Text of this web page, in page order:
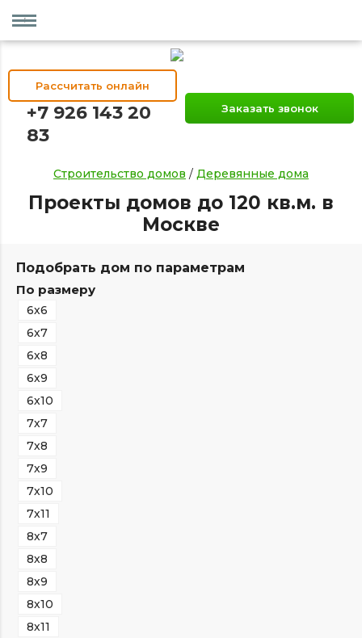
Рассчитать онлайн
+7 926 143 20
83
Заказать звонок
Строительство домов / Деревянные дома
Проекты домов до 120 кв.м. в
Москве
Подобрать дом по параметрам
По размеру
6х6
6х7
6х8
6х9
6х10
7х7
7х8
7х9
7х10
7х11
8х7
8х8
8х9
8х10
8х11